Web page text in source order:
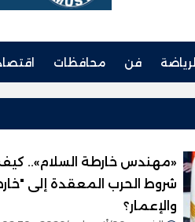
الرياضة فن محافظات
«مهندس خارطة السلام»..
شروط الحرب المعقدة إلى
والإعمار؟